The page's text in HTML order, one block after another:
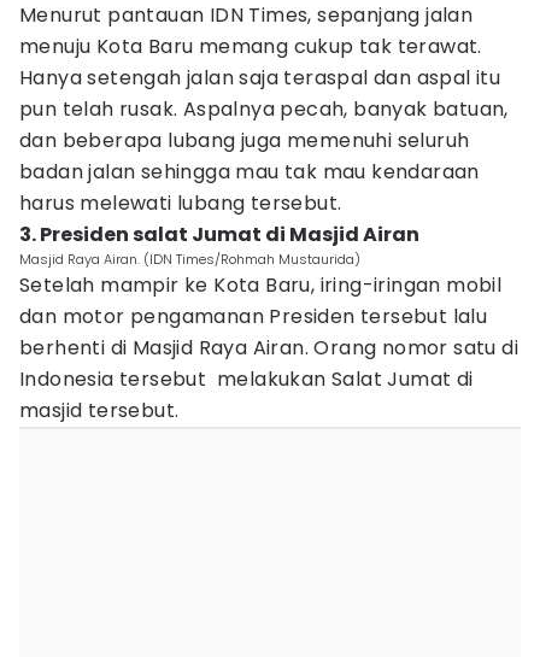
Menurut pantauan IDN Times, sepanjang jalan
menuju Kota Baru memang cukup tak terawat.
Hanya setengah jalan saja teraspal dan aspal itu
pun telah rusak. Aspalnya pecah, banyak batuan,
dan beberapa lubang juga memenuhi seluruh
badan jalan sehingga mau tak mau kendaraan
harus melewati lubang tersebut.
3. Presiden salat Jumat di Masjid Airan
Masjid Raya Airan. (IDN Times/Rohmah Mustaurida)
Setelah mampir ke Kota Baru, iring-iringan mobil
dan motor pengamanan Presiden tersebut lalu
berhenti di Masjid Raya Airan. Orang nomor satu di
Indonesia tersebut melakukan Salat Jumat di
masjid tersebut.